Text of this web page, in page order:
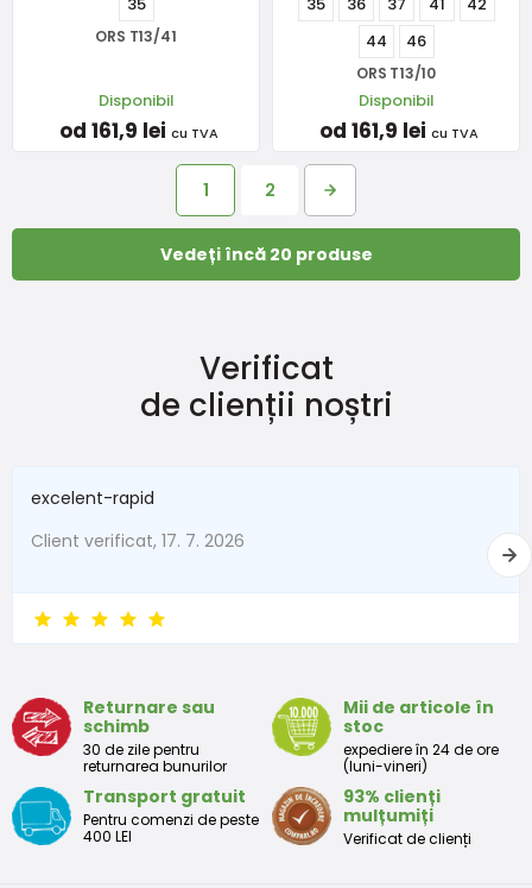
ORS T13/41
Disponibil
od 161,9 lei cu TVA
44
46
ORS T13/10
Disponibil
od 161,9 lei cu TVA
1 2
Vedeți încă 20 produse
Verificat
de clienții noștri
excelent-rapid
Client verificat, 17. 7. 2026
Returnare sau
schimb
30 de zile pentru
returnarea bunurilor
Mii de articole în
stoc
expediere în 24 de ore
(luni-vineri)
Transport gratuit
Pentru comenzi de peste
400 LEI
93% clienți
mulțumiți
Verificat de clienți